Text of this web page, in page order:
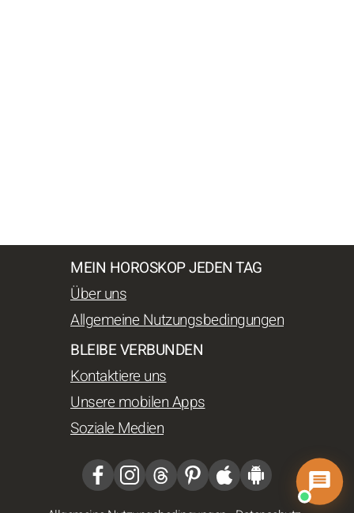
MEIN HOROSKOP JEDEN TAG
Über uns
Allgemeine Nutzungsbedingungen
BLEIBE VERBUNDEN
Kontaktiere uns
Unsere mobilen Apps
Soziale Medien